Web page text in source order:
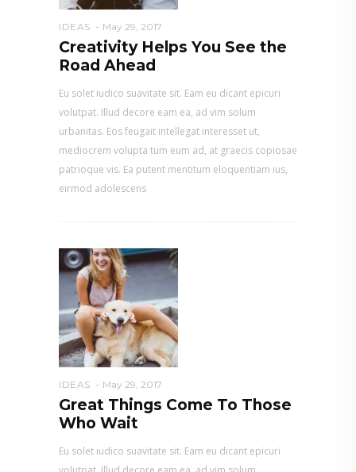
IDEAS May 29, 2017
Creativity Helps You See the
Road Ahead
Eu solet iudico suavitate sit. Eam eu dicant epicuri
volutpat. Illud decore eam ea, ad vim solum
urbanitas. Eos feugait intellegat interesset ut,
mediocrem volupta tum eum ad, at graecis copiosae
patrioque vis. Ea putent mentitum eloquentiam ius,
eirmod adolescens
IDEAS May 29, 2017
Great Things Come To Those
Who Wait
Eu solet iudico suavitate sit. Eam eu dicant epicuri